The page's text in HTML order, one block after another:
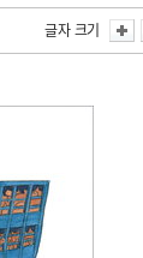
글자 크기